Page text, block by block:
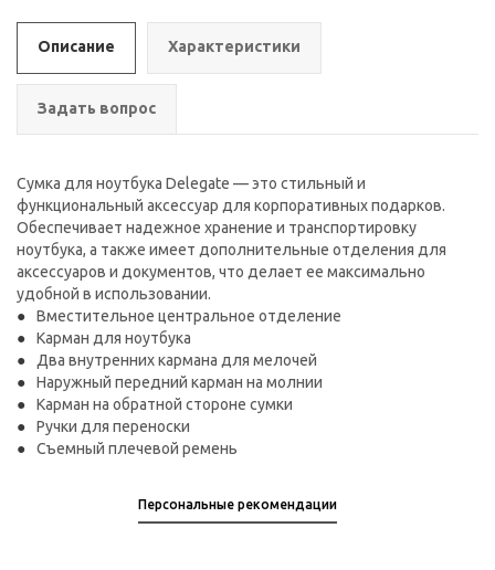
Описание Характеристики
Задать вопрос
Сумка для ноутбука Delegate — это стильный и
функциональный аксессуар для корпоративных подарков.
Обеспечивает надежное хранение и транспортировку
ноутбука, а также имеет дополнительные отделения для
аксессуаров и документов, что делает ее максимально
удобной в использовании.
Вместительное центральное отделение
Карман для ноутбука
Два внутренних кармана для мелочей
Наружный передний карман на молнии
Карман на обратной стороне сумки
Ручки для переноски
Съемный плечевой ремень
Персональные рекомендации